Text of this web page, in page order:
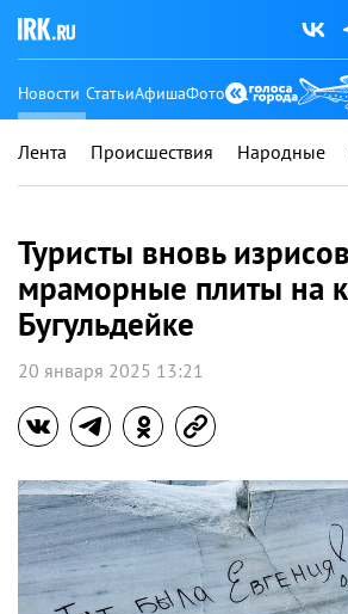
Новости СтатьиАфишаФото
Лента Происшествия Народные
Туристы вновь
мраморные плиты на
Бугульдейке
20 января 2025 13:21